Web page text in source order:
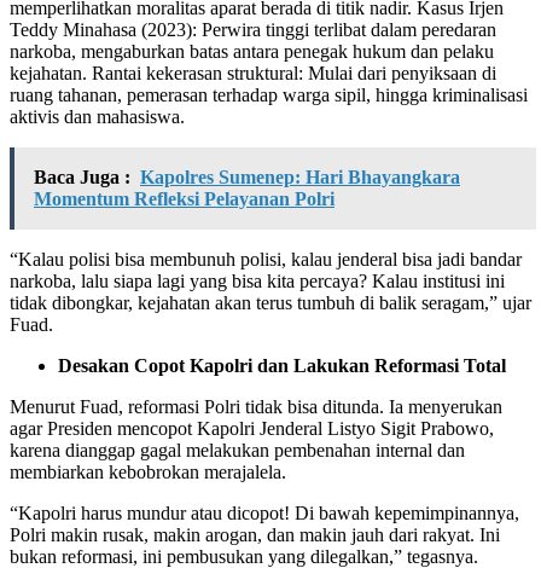
memperlihatkan moralitas aparat berada di titik nadir. Kasus Irjen
Teddy Minahasa (2023): Perwira tinggi terlibat dalam peredaran
narkoba, mengaburkan batas antara penegak hukum dan pelaku
kejahatan. Rantai kekerasan struktural: Mulai dari penyiksaan di
ruang tahanan, pemerasan terhadap warga sipil, hingga kriminalisasi
aktivis dan mahasiswa.
Baca Juga : Kapolres Sumenep: Hari Bhayangkara
Momentum Refleksi Pelayanan Polri
“Kalau polisi bisa membunuh polisi, kalau jenderal bisa jadi bandar
narkoba, lalu siapa lagi yang bisa kita percaya? Kalau institusi ini
tidak dibongkar, kejahatan akan terus tumbuh di balik seragam,” ujar
Fuad.
Desakan Copot Kapolri dan Lakukan Reformasi Total
Menurut Fuad, reformasi Polri tidak bisa ditunda. Ia menyerukan
agar Presiden mencopot Kapolri Jenderal Listyo Sigit Prabowo,
karena dianggap gagal melakukan pembenahan internal dan
membiarkan kebobrokan merajalela.
“Kapolri harus mundur atau dicopot! Di bawah kepemimpinannya,
Polri makin rusak, makin arogan, dan makin jauh dari rakyat. Ini
bukan reformasi, ini pembusukan yang dilegalkan,” tegasnya.